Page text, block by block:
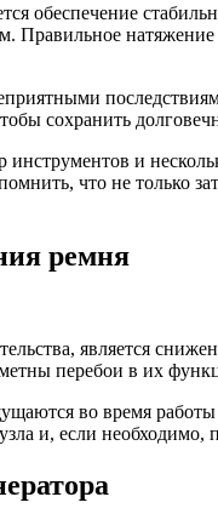
обеспечение
сохранить
и
что не только
ремня
является
перебои в их
во время работы
и, если необходимо,